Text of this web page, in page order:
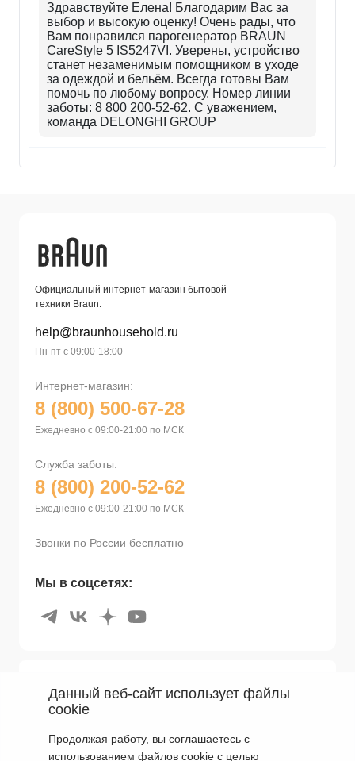
Здравствуйте Елена! Благодарим Вас за
выбор и высокую оценку! Очень рады, что
Вам понравился парогенератор BRAUN
CareStyle 5 IS5247VI. Уверены, устройство
станет незаменимым помощником в уходе
за одеждой и бельём. Всегда готовы Вам
помочь по любому вопросу. Номер линии
заботы: 8 800 200-52-62. С уважением,
команда DELONGHI GROUP
Официальный интернет-магазин бытовой
техники Braun.
help@braunhousehold.ru
Пн-пт с 09:00-18:00
Мы в соцсетях:
Интернет-магазин:
8 (800) 500-67-28
Ежедневно с 09:00-21:00 по МСК
Служба заботы:
8 (800) 200-52-62
Ежедневно с 09:00-21:00 по МСК
Звонки по России бесплатно
Мир Braun
Бонусная программа
Поддержка
Данный веб-сайт использует файлы
cookie
Продолжая работу, вы соглашаетесь с
использованием файлов cookie с целью